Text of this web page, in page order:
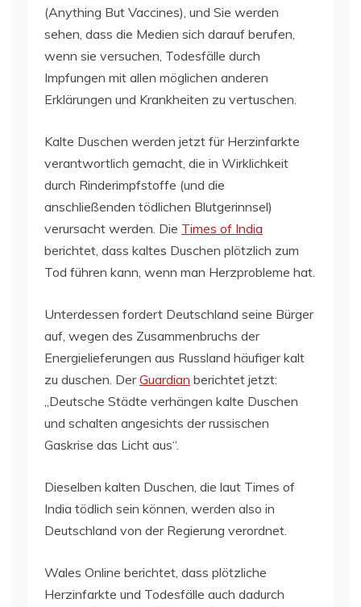
(Anything But Vaccines), und Sie werden
sehen, dass die Medien sich darauf berufen,
wenn sie versuchen, Todesfälle durch
Impfungen mit allen möglichen anderen
Erklärungen und Krankheiten zu vertuschen.
Kalte Duschen werden jetzt für Herzinfarkte
verantwortlich gemacht, die in Wirklichkeit
durch Rinderimpfstoffe (und die
anschließenden tödlichen Blutgerinnsel)
verursacht werden. Die Times of India
berichtet, dass kaltes Duschen plötzlich zum
Tod führen kann, wenn man Herzprobleme hat.
Unterdessen fordert Deutschland seine Bürger
auf, wegen des Zusammenbruchs der
Energielieferungen aus Russland häufiger kalt
zu duschen. DerGuardian berichtet jetzt:
„Deutsche Städte verhängen kalte Duschen
und schalten angesichts der russischen
Gaskrise das Licht aus“.
Dieselben kalten Duschen, die laut Times of
India tödlich sein können, werden also in
Deutschland von der Regierung verordnet.
Wales Online berichtet, dass plötzliche
Herzinfarkte und Todesfälle auch dadurch